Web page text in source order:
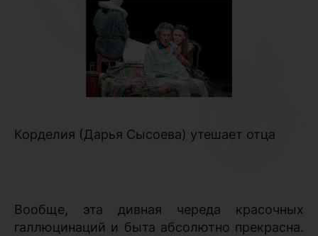
Корделия (Дарья Сысоева) утешает отца
Вообще, эта дивная череда красочных
галлюцинаций и быта абсолютно прекрасна.